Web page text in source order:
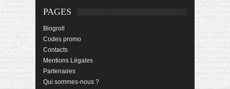
PAGES
Blogroll
Codes promo
Contacts
Mentions Légales
Partenaires
Qui sommes-nous ?